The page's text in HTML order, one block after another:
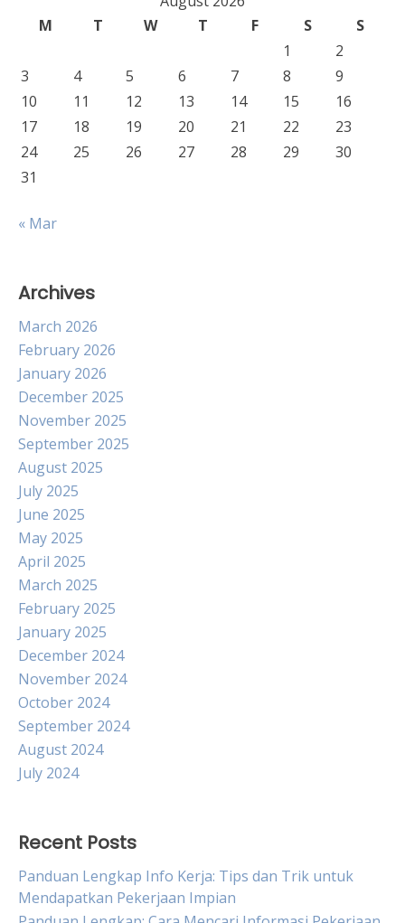
M
T W T F S
S
1
2
3
4 5 6 7 8
9
10
11 12 13 14 15
16
17
18 19 20 21 22
23
24
25 26 27 28 29
30
31
« Mar
Archives
March 2026
February 2026
January 2026
December 2025
November 2025
September 2025
August 2025
July 2025
June 2025
May 2025
April 2025
March 2025
February 2025
January 2025
December 2024
November 2024
October 2024
September 2024
August 2024
July 2024
Recent Posts
Panduan Lengkap Info Kerja: Tips dan Trik untuk
Mendapatkan Pekerjaan Impian